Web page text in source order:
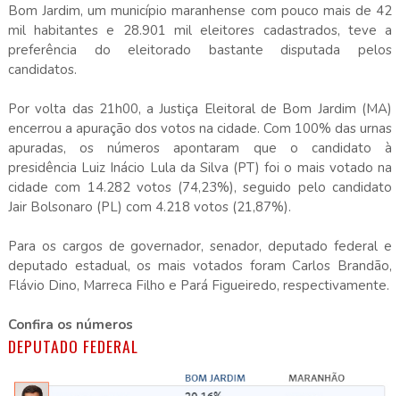
Bom Jardim, um município maranhense com pouco mais de 42
mil habitantes e 28.901 mil eleitores cadastrados, teve a
preferência do eleitorado bastante disputada pelos
candidatos.
Por volta das 21h00, a Justiça Eleitoral de Bom Jardim (MA)
encerrou a apuração dos votos na cidade. Com 100% das urnas
apuradas, os números apontaram que o candidato à
presidência Luiz Inácio Lula da Silva (PT) foi o mais votado na
cidade com 14.282 votos (74,23%), seguido pelo candidato
Jair Bolsonaro (PL) com 4.218 votos (21,87%).
Para os cargos de governador, senador, deputado federal e
deputado estadual, os mais votados foram Carlos Brandão,
Flávio Dino, Marreca Filho e Pará Figueiredo, respectivamente.
Confira os números
DEPUTADO FEDERAL